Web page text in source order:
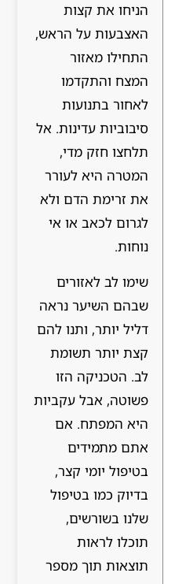
הניחו את קצות
האצבעות על הראש,
התחילו מאזור
המצח והתקדמו
לאחור בתנועות
סיבוביות עדינות. אל
תלחצו חזק מדי,
המטרה היא לעורר
את זרימת הדם ולא
לגרום לכאב או אי
נוחות.
שימו לב לאזורים
שבהם השיער נראה
דליל יותר, ותנו להם
קצת יותר תשומת
לב. הטכניקה הזו
פשוטה, אבל עקביות
היא המפתח. אם
אתם מתמידים
בטיפול יומי קצר,
בדיוק כמו בטיפול
שלנו בשורשים,
תוכלו לראות
תוצאות תוך מספר